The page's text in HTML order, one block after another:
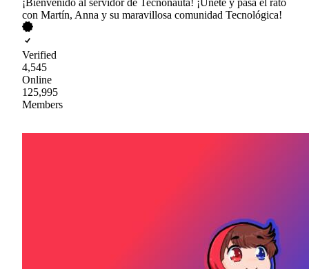
¡Bienvenido al servidor de Tecnonauta! ¡Únete y pasa el rato
con Martín, Anna y su maravillosa comunidad Tecnológica!
Verified
4,545
Online
125,995
Members